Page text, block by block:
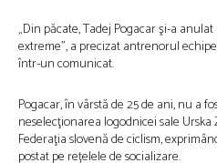
„Din păcate, Tadej Pogacar şi-a
extreme”, a precizat antrenorul
într-un comunicat.
Pogacar, în vârstă de 25 de ani, nu a
neselecţionarea logodnicei sale
Federaţia slovenă de ciclism,
postat pe rețelele de socializare.